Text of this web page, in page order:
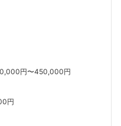
円〜450,000円
円